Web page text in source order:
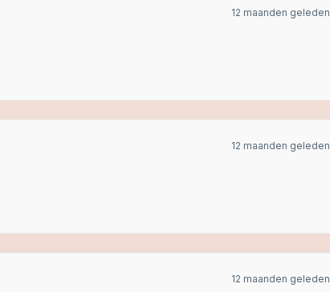
12 maanden geleden
12 maanden geleden
12 maanden geleden